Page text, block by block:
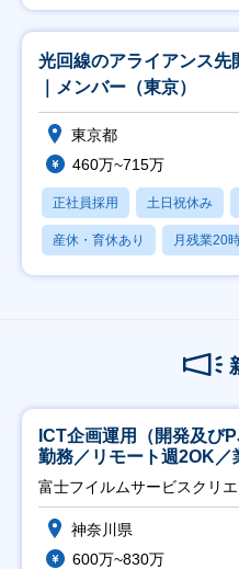
光回線のアライアンス先
｜メンバー（東京）
東京都
460万~715万
正社員採用 土日祝休み
産休・育休あり 月残業20
ICT企画運用（開発及び
勤務／リモート週2OK／
富士フイルムサービスクリ
神奈川県
600万~830万